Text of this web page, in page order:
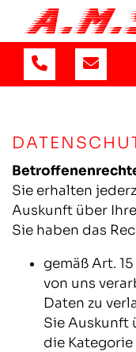
Sie erhalten
Auskunft über
Sie haben das
gemäß Art.
von uns
Daten zu
Sie Auskunft
die